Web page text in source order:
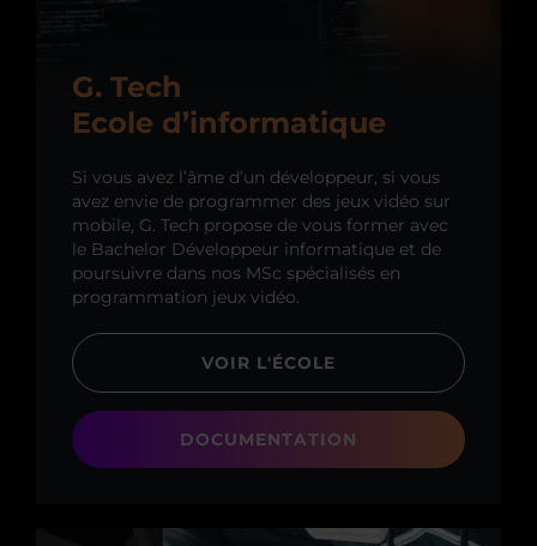
G. Tech
Ecole d’informatique
Si vous avez l’âme d’un développeur, si vous
avez envie de programmer des jeux vidéo sur
mobile, G. Tech propose de vous former avec
le Bachelor Développeur informatique et de
poursuivre dans nos MSc spécialisés en
programmation jeux vidéo.
VOIR L'ÉCOLE
DOCUMENTATION